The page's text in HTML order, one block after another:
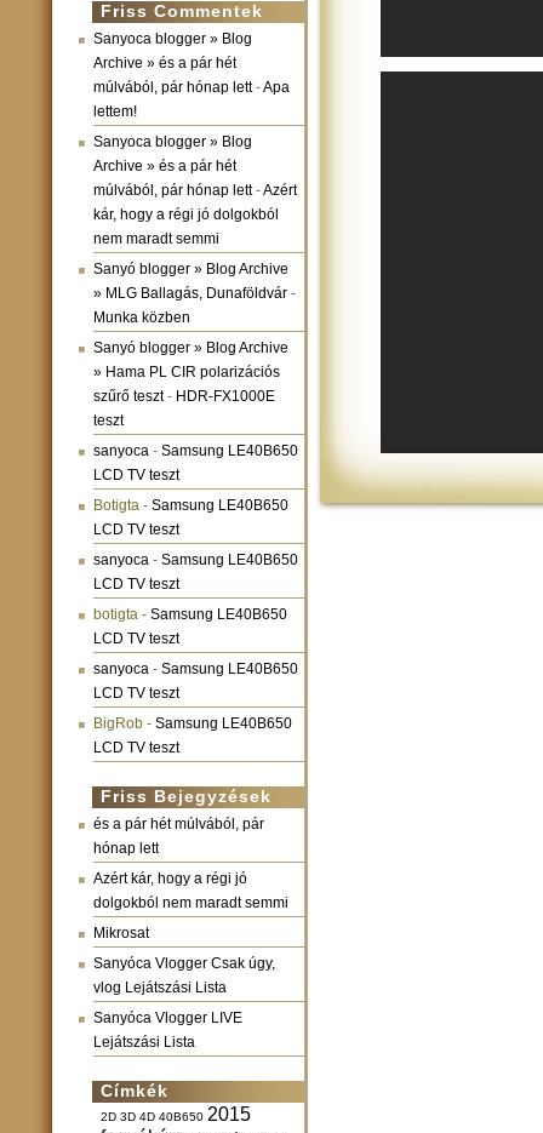
Friss Commentek
Sanyoca blogger » Blog
Archive » és a pár hét
múlvából, pár hónap lett-Apa
lettem!
Sanyoca blogger » Blog
Archive » és a pár hét
múlvából, pár hónap lett-Azért
kár, hogy a régi jó dolgokból
nem maradt semmi
Sanyó blogger » Blog Archive
» MLG Ballagás, Dunaföldvár -
Munka közben
Sanyó blogger » Blog Archive
» Hama PL CIR polarizációs
szűrő teszt- HDR-FX1000E
teszt
sanyoca - Samsung LE40B650
LCD TV teszt
Botigta - Samsung LE40B650
LCD TV teszt
sanyoca - Samsung LE40B650
LCD TV teszt
botigta - Samsung LE40B650
LCD TV teszt
sanyoca - Samsung LE40B650
LCD TV teszt
BigRob - Samsung LE40B650
LCD TV teszt
Friss Bejegyzések
és a pár hét múlvából, pár
hónap lett
Azért kár, hogy a régi jó
dolgokból nem maradt semmi
Mikrosat
Sanyóca Vlogger Csak úgy,
vlog Lejátszási Lista
Sanyóca Vlogger LIVE
Lejátszási Lista
Címkék
2D 3D 4D 40B650 2015